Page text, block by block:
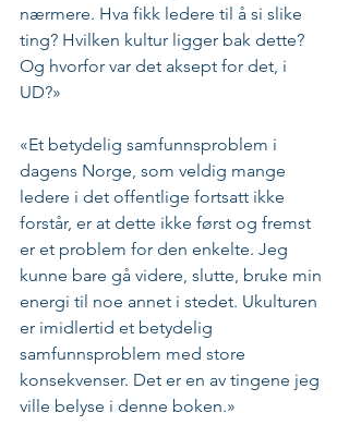
nærmere. Hva fikk ledere til å si slike
ting? Hvilken kultur ligger bak dette?
Og hvorfor var det aksept for det, i
UD?»
«Et betydelig samfunnsproblem i
dagens Norge, som veldig mange
ledere i det offentlige fortsatt ikke
forstår, er at dette ikke først og fremst
er et problem for den enkelte. Jeg
kunne bare gå videre, slutte, bruke min
energi til noe annet i stedet. Ukulturen
er imidlertid et betydelig
samfunnsproblem med store
konsekvenser. Det er en av tingene jeg
ville belyse i denne boken.»